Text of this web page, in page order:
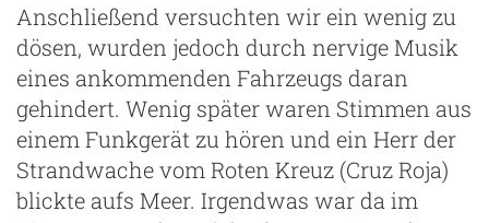
Anschließend versuchten wir ein wenig zu
dösen, wurden jedoch durch nervige Musik
eines ankommenden Fahrzeugs daran
gehindert. Wenig später waren Stimmen aus
einem Funkgerät zu hören und ein Herr der
Strandwache vom Roten Kreuz (Cruz Roja)
blickte aufs Meer. Irgendwas war da im